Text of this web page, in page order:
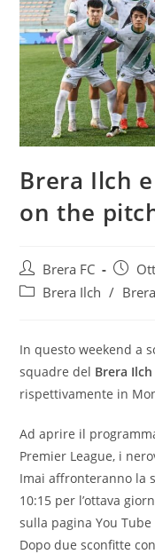
Brera Ilch
on the
Brera FC
Brera Ilch /
In questo weekend a
squadre del Brera Ilch
rispettivamente in
Ad aprire il
Premier League, i
Imai affronteranno la
10:15 per l’ottava
sulla pagina You
Dopo due sconfitte